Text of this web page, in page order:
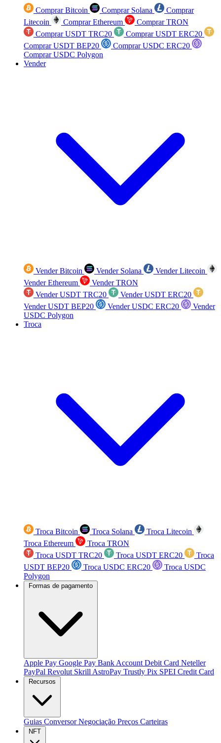
Comprar Bitcoin Comprar Solana
Comprar
Litecoin
Comprar Ethereum
Comprar TRON
Comprar USDT TRC20
Comprar USDT ERC20
Comprar USDT BEP20
Comprar USDC ERC20
Comprar USDC Polygon
Vender
Vender Bitcoin Vender Solana
Vender Litecoin
Vender Ethereum
Vender TRON
Vender USDT TRC20
Vender USDT ERC20
Vender USDT BEP20
Vender USDC ERC20
Vender
USDC Polygon
Troca
Troca Bitcoin Troca Solana
Troca Litecoin
Troca Ethereum
Troca TRON
Troca USDT TRC20
Troca USDT ERC20
Troca
USDT BEP20
Troca USDC ERC20
Troca USDC
Polygon
Formas de pagamento
Apple Pay Google Pay Bank Account Debit Card Neteller
PayPal Revolut Skrill AstroPay Trustly Pix SPEI Credit Card
Recursos
Guias ConversorNegociação Preços Carteiras
NFT